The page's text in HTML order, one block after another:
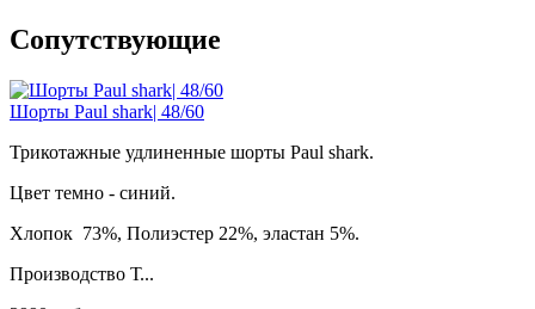
Cопутствующие
Шорты Paul shark| 48/60
Трикотажные удлиненные шорты Paul shark.
Цвет темно - синий.
Хлопок 73%, Полиэстер 22%, эластан 5%.
Производство Т...